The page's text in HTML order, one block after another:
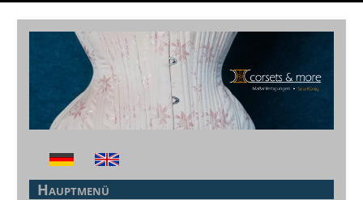
Hauptmenü